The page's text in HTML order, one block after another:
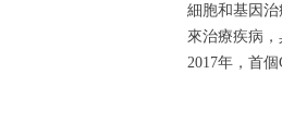
細胞和基因治
來治療疾病，
2017年，首